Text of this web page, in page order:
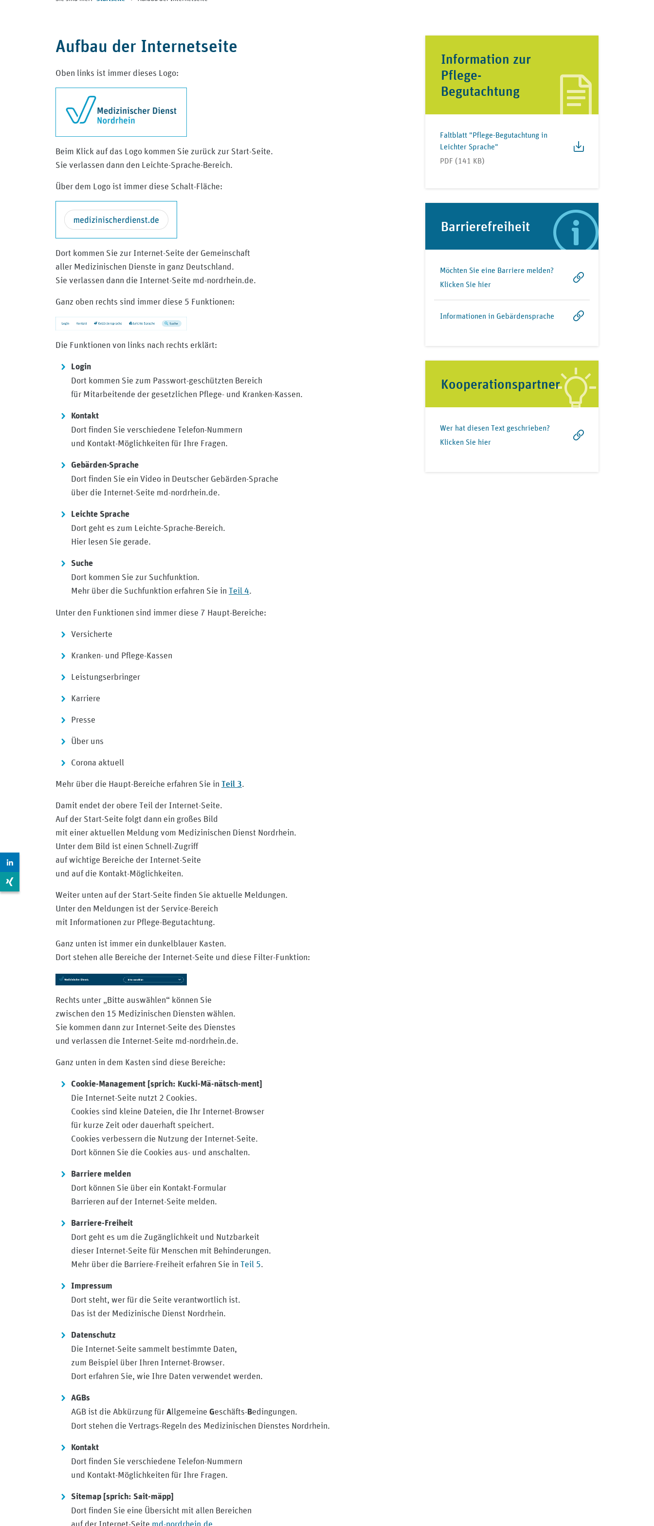
Zur LinkedIn Seite: https://de.linkedin.com/company/medizinischer-dienst-nordrhein
Zur Xing Seite: https://www.xing.com/pages/medizinischer-dienst-nordrhein
Aufbau der Internetseite
Oben links ist immer dieses Logo:
Beim Klick auf das Logo kommen Sie zurück zur Start-Seite.
Sie verlassen dann den Leichte-Sprache-Bereich.
Über dem Logo ist immer diese Schalt-Fläche:
Dort kommen Sie zur Internet-Seite der Gemeinschaft
aller Medizinischen Dienste in ganz Deutschland.
Sie verlassen dann die Internet-Seite md-nordrhein.de.
Ganz oben rechts sind immer diese 5 Funktionen:
Die Funktionen von links nach rechts erklärt:
Login
Dort kommen Sie zum Passwort-geschützten Bereich
für Mitarbeitende der gesetzlichen Pflege- und Kranken-Kassen.
Kontakt
Dort finden Sie verschiedene Telefon-Nummern
und Kontakt-Möglichkeiten für Ihre Fragen.
Gebärden-Sprache
Dort finden Sie ein Video in Deutscher Gebärden-Sprache
über die Internet-Seite md-nordrhein.de.
Leichte Sprache
Dort geht es zum Leichte-Sprache-Bereich.
Hier lesen Sie gerade.
Suche
Dort kommen Sie zur Suchfunktion.
Mehr über die Suchfunktion erfahren Sie in Teil ‎4.
Unter den Funktionen sind immer diese 7 Haupt-Bereiche:
Versicherte
Kranken- und Pflege-Kassen
Leistungserbringer
Karriere
Presse
Über uns
Corona aktuell
Mehr über die Haupt-Bereiche erfahren Sie in Teil ‎3.
Damit endet der obere Teil der Internet-Seite.
Auf der Start-Seite folgt dann ein großes Bild
mit einer aktuellen Meldung vom Medizinischen Dienst Nordrhein.
Unter dem Bild ist einen Schnell-Zugriff
auf wichtige Bereiche der Internet-Seite
und auf die Kontakt-Möglichkeiten.
Weiter unten auf der Start-Seite finden Sie aktuelle Meldungen.
Unter den Meldungen ist der Service-Bereich
mit Informationen zur Pflege-Begutachtung.
Ganz unten ist immer ein dunkelblauer Kasten.
Dort stehen alle Bereiche der Internet-Seite und diese Filter-Funktion:
Rechts unter „Bitte auswählen“ können Sie
zwischen den 15 Medizinischen Diensten wählen.
Sie kommen dann zur Internet-Seite des Dienstes
und verlassen die Internet-Seite md-nordrhein.de.
Ganz unten in dem Kasten sind diese Bereiche:
Cookie-Management [sprich: Kucki-Mä-nätsch-ment]
Die Internet-Seite nutzt 2 Cookies.
Cookies sind kleine Dateien, die Ihr Internet-Browser
für kurze Zeit oder dauerhaft speichert.
Cookies verbessern die Nutzung der Internet-Seite.
Dort können Sie die Cookies aus- und anschalten.
Barriere melden
Dort können Sie über ein Kontakt-Formular
Barrieren auf der Internet-Seite melden.
Barriere-Freiheit
Dort geht es um die Zugänglichkeit und Nutzbarkeit
dieser Internet-Seite für Menschen mit Behinderungen.
Mehr über die Barriere-Freiheit erfahren Sie in Teil ‎‎‎5.
Impressum
Dort steht, wer für die Seite verantwortlich ist.
Das ist der Medizinische Dienst Nordrhein.
Datenschutz
Die Internet-Seite sammelt bestimmte Daten,
zum Beispiel über Ihren Internet-Browser.
Dort erfahren Sie, wie Ihre Daten verwendet werden.
AGBs
AGB ist die Abkürzung für Allgemeine Geschäfts-Bedingungen.
Dort stehen die Vertrags-Regeln des Medizinischen Dienstes Nordrhein.
Kontakt
Dort finden Sie verschiedene Telefon-Nummern
und Kontakt-Möglichkeiten für Ihre Fragen.
Sitemap [sprich: Sait-mäpp]
Dort finden Sie eine Übersicht mit allen Bereichen
Information zur
Pflege-
Begutachtung
Faltblatt "Pflege-Begutachtung in
Leichter Sprache"
PDF (141 KB)
Barrierefreiheit
Möchten Sie eine Barriere melden?
Klicken Sie hier
Informationen in Gebärdensprache
Kooperationspartner
Wer hat diesen Text geschrieben?
Klicken Sie hier